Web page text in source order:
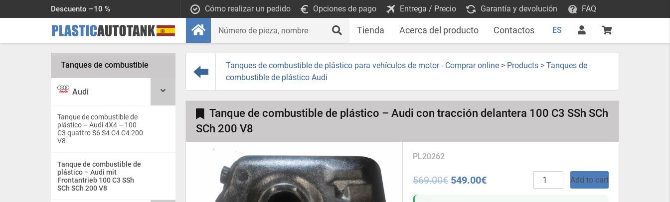
Descuento –10 % Cómo realizar un pedido Opciones de pago Entrega / Precio Garantía y devolución FAQ
Tienda Acerca del producto Contactos ES
Tanques de combustible
Audi
Tanque de combustible de
plástico – Audi 4X4 – 100
C3 quattro S6 S4 C4 C4 200
V8
Tanque de combustible de
plástico – Audi mit
Frontantrieb 100 C3 SSh
SCh SCh 200 V8
Tanques de combustible de plástico para vehículos de motor - Comprar online > Products > Tanques de
combustible de plástico Audi
Tanque de combustible de plástico – Audi con tracción delantera 100 C3 SSh SCh
SCh 200 V8
PL20262
569.00€ 549.00€
Tanque
Add to cart